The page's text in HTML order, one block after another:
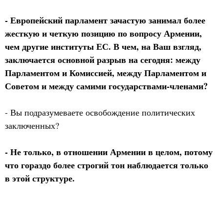
- Европейский парламент зачастую занимал более
жесткую и четкую позицию по вопросу Армении,
чем другие институты ЕС. В чем, на Ваш взгляд,
заключается основной разрыв на сегодня: между
Парламентом и Комиссией, между Парламентом и
Советом и между самими государствами-членами?
- Вы подразумеваете освобождение политических
заключенных?
- Не только, в отношении Армении в целом, потому
что гораздо более строгий тон наблюдается только
в этой структуре.